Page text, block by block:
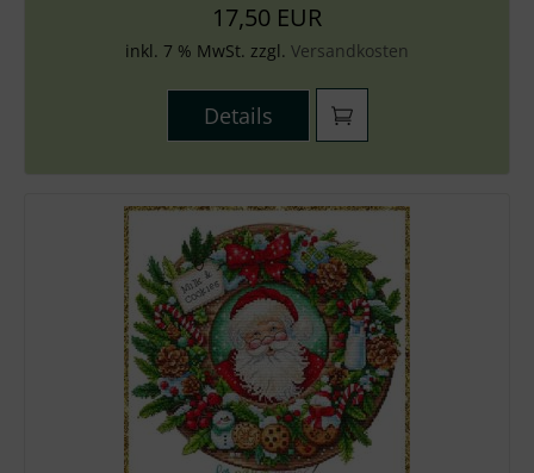
17,50 EUR
inkl. 7 % MwSt. zzgl. Versandkosten
Details